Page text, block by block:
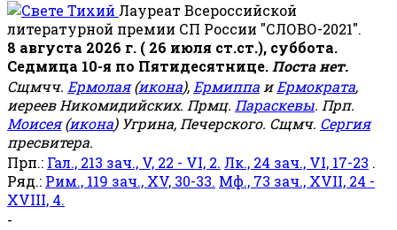
Лауреат Всероссийской
литературной премии СП России "СЛОВО-2021".
8 августа 2026 г. ( 26 июля ст.ст.), суббота.
Седмица 10-я по Пятидесятнице. Поста нет.
Сщмчч. Ермолая(икона), Ермиппа иЕрмократа,
иереев Никомидийских. Прмц. Параскевы. Прп.
Моисея(икона) Угрина, Печерского. Сщмч. Сергия
пресвитера.
Прп.: Гал., 213 зач., V, 22 - VI, 2. Лк., 24 зач., VI, 17-23 .
Ряд.: Рим., 119 зач., XV, 30-33. Мф., 73 зач., XVII, 24 -
XVIII, 4.
-